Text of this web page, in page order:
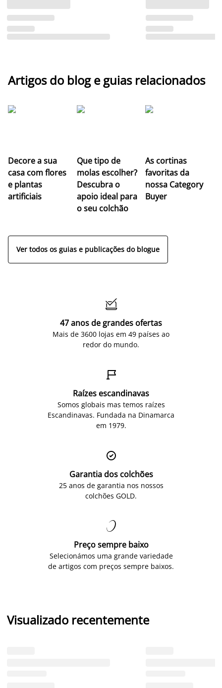
Artigos do blog e guias relacionados
Decore a sua
casa com flores
e plantas
artificiais
Que tipo de
molas escolher?
Descubra o
apoio ideal para
o seu colchão
As cortinas
favoritas da
nossa Category
Buyer
Ver todos os guias e publicações do blogue

47 anos de grandes ofertas
Mais de 3600 lojas em 49 países ao
redor do mundo.

Raízes escandinavas
Somos globais mas temos raízes
Escandinavas. Fundada na Dinamarca
em 1979.

Garantia dos colchões
25 anos de garantia nos nossos
colchões GOLD.

Preço sempre baixo
Selecionámos uma grande variedade
de artigos com preços sempre baixos.
Visualizado recentemente